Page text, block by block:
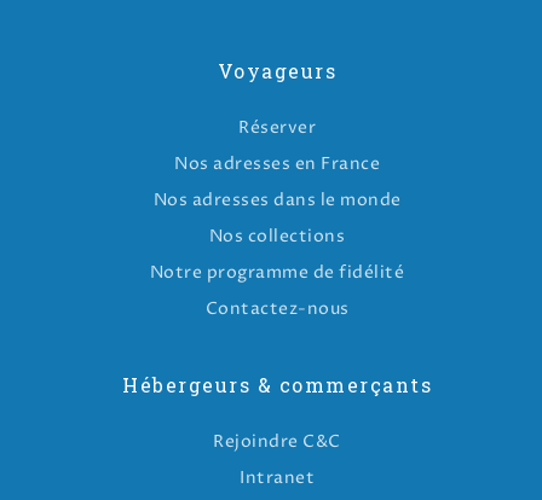
Voyageurs
Réserver
Nos adresses en France
Nos adresses dans le monde
Nos collections
Notre programme de fidélité
Contactez-nous
Hébergeurs & commerçants
Rejoindre C&C
Intranet